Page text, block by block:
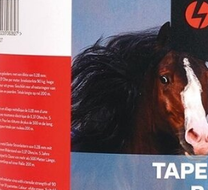
Afrastering wolven
Schutting
Elektrische afrastering
Prikkeldraad
Beschermnetten (moes)tuin